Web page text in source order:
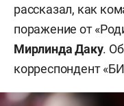
рассказал, как
поражение от
Мирлинда Даку.
корреспондент